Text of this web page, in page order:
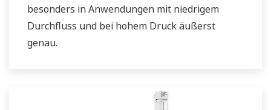
besonders in Anwendungen mit niedrigem
Durchfluss und bei hohem Druck äußerst
genau.